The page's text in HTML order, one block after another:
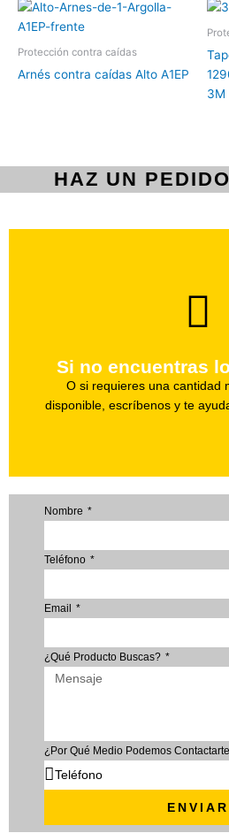
Protección contra caídas
Arnés contra caídas Alto A1EP
3M
HAZ UN
Si no encuentras
O si requieres una cantidad
disponible, escríbenos y te
Haz tu
Nombre
Teléfono
Email
¿Qué Producto Buscas?
¿Por Qué Medio Podemos
ENVIAR